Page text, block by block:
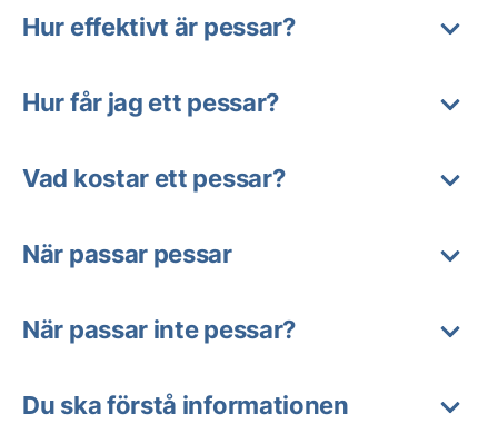
Hur effektivt är pessar?
Hur får jag ett pessar?
Vad kostar ett pessar?
När passar pessar
När passar inte pessar?
Du ska förstå informationen